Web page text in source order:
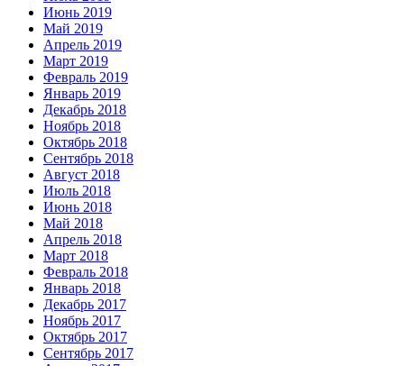
Июнь 2019
Май 2019
Апрель 2019
Март 2019
Февраль 2019
Январь 2019
Декабрь 2018
Ноябрь 2018
Октябрь 2018
Сентябрь 2018
Август 2018
Июль 2018
Июнь 2018
Май 2018
Апрель 2018
Март 2018
Февраль 2018
Январь 2018
Декабрь 2017
Ноябрь 2017
Октябрь 2017
Сентябрь 2017